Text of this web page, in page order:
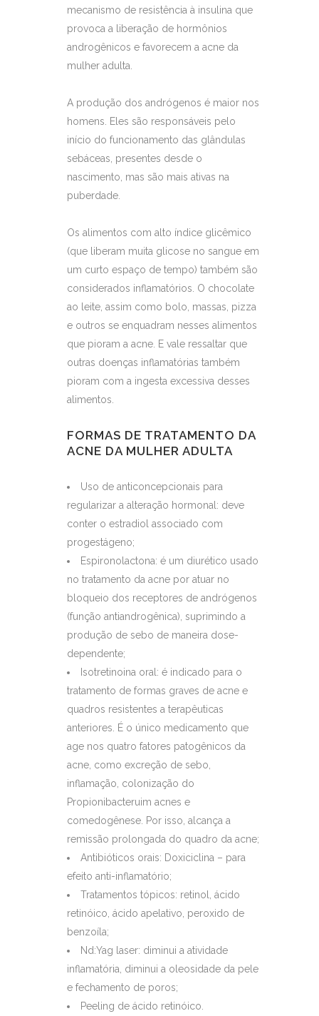
mecanismo de resistência à insulina que
provoca a liberação de hormônios
androgênicos e favorecem a acne da
mulher adulta.
A produção dos andrógenos é maior nos
homens. Eles são responsáveis pelo
início do funcionamento das glândulas
sebáceas, presentes desde o
nascimento, mas são mais ativas na
puberdade.
Os alimentos com alto índice glicêmico
(que liberam muita glicose no sangue em
um curto espaço de tempo) também são
considerados inflamatórios. O chocolate
ao leite, assim como bolo, massas, pizza
e outros se enquadram nesses alimentos
que pioram a acne. E vale ressaltar que
outras doenças inflamatórias também
pioram com a ingesta excessiva desses
alimentos.
FORMAS DE TRATAMENTO DA
ACNE DA MULHER ADULTA
Uso de anticoncepcionais para
regularizar a alteração hormonal: deve
conter o estradiol associado com
progestágeno;
Espironolactona: é um diurético usado
no tratamento da acne por atuar no
bloqueio dos receptores de andrógenos
(função antiandrogênica), suprimindo a
produção de sebo de maneira dose-
dependente;
Isotretinoina oral: é indicado para o
tratamento de formas graves de acne e
quadros resistentes a terapêuticas
anteriores. É o único medicamento que
age nos quatro fatores patogênicos da
acne, como excreção de sebo,
inflamação, colonização do
Propionibacteruim acnes e
comedogênese. Por isso, alcança a
remissão prolongada do quadro da acne;
Antibióticos orais: Doxiciclina – para
efeito anti-inflamatório;
Tratamentos tópicos: retinol, ácido
retinóico, ácido apelativo, peroxido de
benzoíla;
Nd:Yag laser: diminui a atividade
inflamatória, diminui a oleosidade da pele
e fechamento de poros;
Peeling de ácido retinóico.